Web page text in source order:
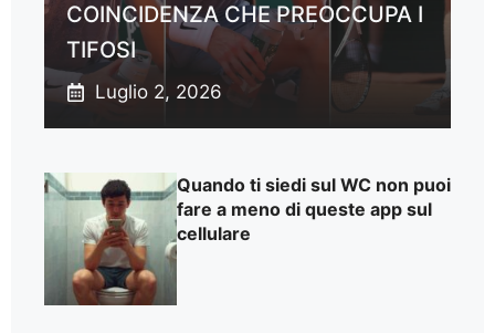
COINCIDENZA CHE PREOCCUPA I
TIFOSI
Luglio 2, 2026
Quando ti siedi sul WC non puoi
fare a meno di queste app sul
cellulare